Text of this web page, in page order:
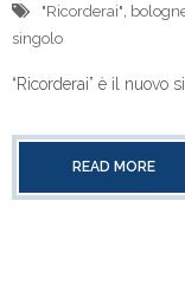
"Ricorderai"
singolo
“Ricorderai” è il nuovo
READ MORE